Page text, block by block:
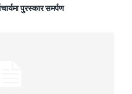
पुरस्कार समर्पण